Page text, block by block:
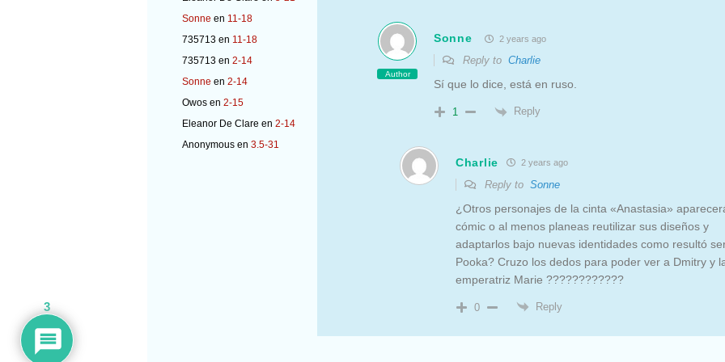
Sonne en 11-18
735713 en 11-18
735713 en 2-14
Sonne en 2-14
Owos en 2-15
Eleanor De Clare en 2-14
Anonymous en 3.5-31
Author
Sonne 2 years ago
Reply to Charlie
Sí que lo dice, está en ruso.
1 Reply
Charlie 2 years ago
Reply to Sonne
¿Otros personajes de la cinta «Anastasia»
cómic o al menos planeas reutilizar sus diseños y
adaptarlos bajo nuevas identidades como resultó
Pooka? Cruzo los dedos para poder ver a Dmitry y
emperatriz Marie ????????????
0 Reply
3